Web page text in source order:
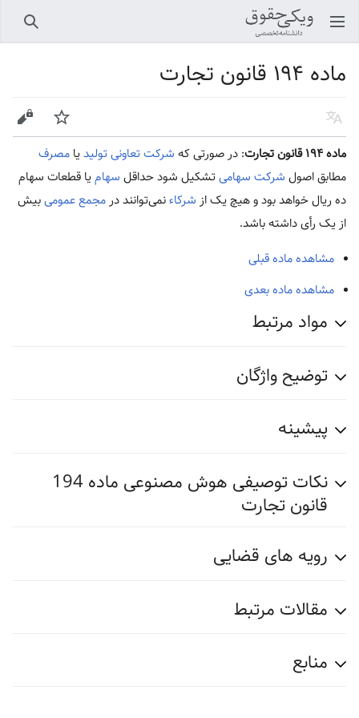
باز کردن منو اصلی جستجو
ماده ۱۹۴ قانون تجارت
زبان پیگیری ویرایش
ماده ۱۹۴ قانون تجارت : در صورتی که شرکت تعاونی تولیدیا مصرف
مطابق اصول شرکت سهامیتشکیل شود حداقل سهامیا قطعات سهام
ده ریال خواهد بود و هیچ یک از شرکاءنمی‌توانند درمجمع عمومیبیش
از یک رأی داشته باشد.
مشاهده ماده قبلی
مشاهده ماده بعدی
مواد مرتبط
توضیح واژگان
پیشینه
نکات توصیفی هوش مصنوعی ماده 194
قانون تجارت
رویه های قضایی
مقالات مرتبط
منابع